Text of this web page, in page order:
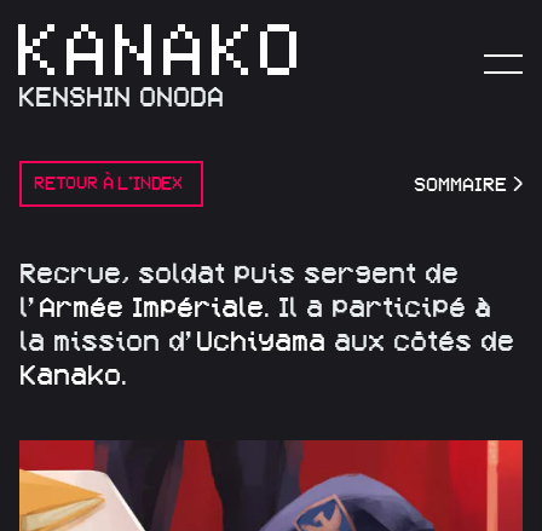
KENSHIN ONODA
RETOUR À L'INDEX SOMMAIRE >
Recrue, soldat puis sergent de
l’ Armée Impériale Il a participé à
la mission d’ Uchiyama aux côtés de
Kanako